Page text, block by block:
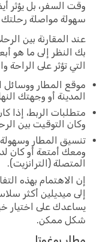
وقت السفر، بل يؤثر
سهولة مواصلة
عند المقارنة بين
بك النظر إلى ما هو
التي تؤثر على الراحة
موقع المطار
المدينة أو وجهتك
متطلبات الربط، إذا
وكان التوقيت بين
تنسيق المطار
ومعك أمتعة أو كان
المتصلة (الترانزيت).
إن الاهتمام بهذه
إلى ميديلين أكثر
يساعدك على اختيار
شكل ممكن.